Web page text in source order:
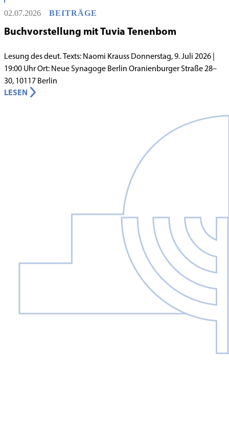
innergemeindlichen Wandels entstand bereits 1983 die Idee, eine
jüdische Grundschule zu gründen.
02.07.2026 BEITRÄGE
Buchvorstellung mit Tuvia Tenenbom
Lesung des deut. Texts: Naomi Krauss Donnerstag, 9. Juli 2026 |
19:00 Uhr Ort: Neue Synagoge Berlin Oranienburger Straße 28–
30, 10117 Berlin
LESEN